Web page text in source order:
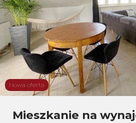
Nowa oferta
Mieszkanie na